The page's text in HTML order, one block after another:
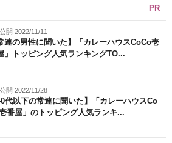
PR
公開 2022/11/11
連の男性に聞いた】「カレーハウスCoCo壱
」トッピング人気ランキングTO...
公開 2022/11/28
代以下の常連に聞いた】「カレーハウスCo
番屋」のトッピング人気ランキ...